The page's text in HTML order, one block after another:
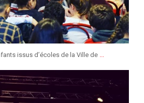
issus d’écoles de la Ville de ...
Fév 26